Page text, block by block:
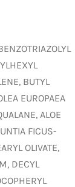
BUTYL
EUROPAEA
ALOE
FICUS-
OLIVATE,
DECYL